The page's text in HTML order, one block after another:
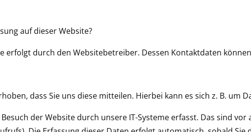
auf dieser Website?
erfolgt durch den Websitebetreiber. Dessen Kontaktdaten
dass Sie uns diese mitteilen. Hierbei kann es sich z. B. um
der Website durch unsere IT-Systeme erfasst. Das sind